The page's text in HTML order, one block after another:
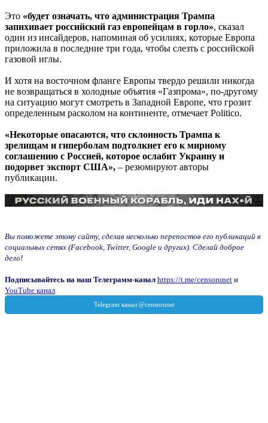
Это «будет означать, что администрация Трампа
запихивает российский газ европейцам в горло», сказал
один из инсайдеров, напоминая об усилиях, которые Европа
приложила в последние три года, чтобы слезть с российской
газовой иглы.
И хотя на восточном фланге Европы твердо решили никогда
не возвращаться в холодные объятия «Газпрома», по-другому
на ситуацию могут смотреть в Западной Европе, что грозит
определенным расколом на континенте, отмечает Politico.
«Некоторые опасаются, что склонность Трампа к
зрелищам и гиперболам подтолкнет его к мирному
соглашению с Россией, которое ослабит Украину и
подорвет экспорт США», – резюмируют авторы
публикации.
Вы поможете этому сайту, сделав несколько перепостов его публикаций в
социальных сетях (Facebook, Twitter, Google и других). Сделай доброе
дело!
Подписывайтесь на наш Телеграмм-канал https://t.me/censorunet и
YouTube канал